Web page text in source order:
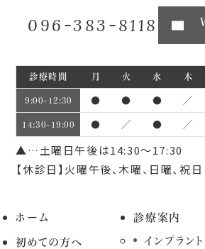
096-383-8118
診療時間 月 火 水 木
9:00~12:30 ● ● ● ／
14:30~19:00 ● ／ ● ／
▲…土曜日午後は14:30～17:30
【休診日】火曜午後、木曜、日曜、祝日
ホーム
初めての方へ
診療案内
インプラント